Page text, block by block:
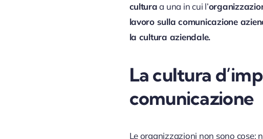
culturaa una in cui l’
lavoro sulla comunicazione
la cultura aziendale.
La cultura
comunicazione
Le organizzazioni non sono cose: